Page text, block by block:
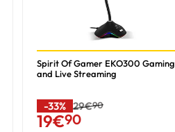
Spirit Of Gamer EKO300 Gaming
and Live Streaming
-33% 29€90
19€90